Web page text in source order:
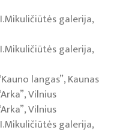
galerija,
galerija,
langas”, Kaunas
Vilnius
Vilnius
galerija,